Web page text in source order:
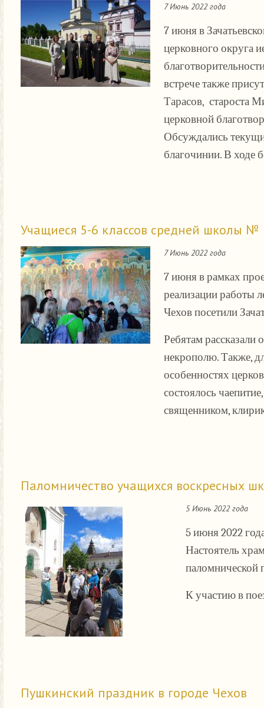
7 Июнь 2022 года
7 июня в
церковного округа
встрече также
Тарасов, староста
церковной
Обсуждались
благочинии. В ходе
Учащиеся 5-6 классов средней школы №
7 Июнь 2022 года
7 июня в рамках
реализации работы
Чехов посетили
Ребятам
некрополю. Также,
особенностях
состоялось
священником,
Паломничество учащихся воскресных
5 Июнь 2022 года
5 июня 2022
Настоятель
паломнической
К участию в
Пушкинский праздник в городе Чехов